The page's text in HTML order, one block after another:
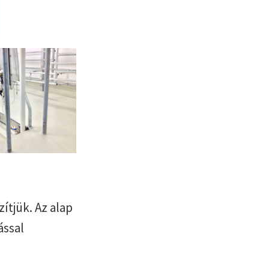
Az alap